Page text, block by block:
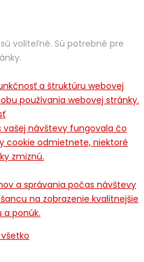
voliteľné. Sú potrebné pre
a štruktúru webovej
používania webovej stránky.
vašej návštevy fungovala čo
cookie odmietnete, niektoré
zmiznú.
a správania počas návštevy
na zobrazenie kvalitnejšie
a ponúk.